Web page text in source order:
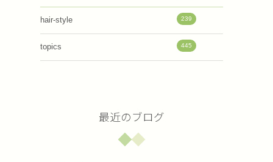
hair-style 239
topics 445
最近のブログ